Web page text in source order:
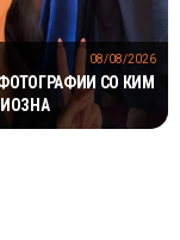
СО КИМ
08/08/2026